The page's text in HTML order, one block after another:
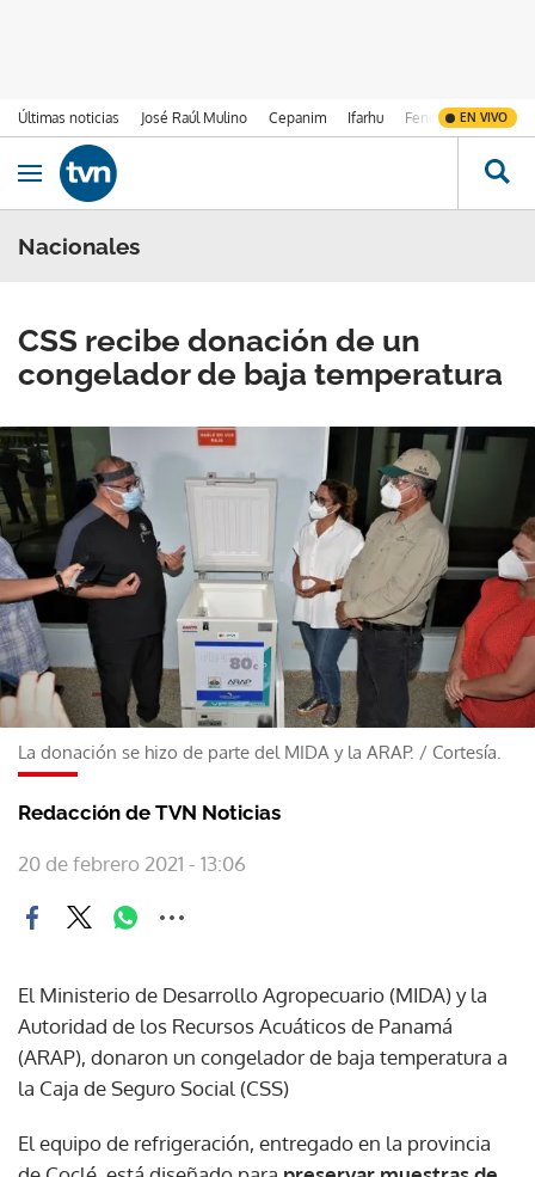
Últimas noticias José Raúl Mulino Cepanim Ifarhu Fenómeno de El
EN VIVO
Ir al contenido
Obrir navegació
Nacionales
CSS recibe donación de un
congelador de baja temperatura
La donación se hizo de parte del MIDA y la ARAP. / Cortesía.
Redacción de TVN Noticias
20 de febrero 2021 - 13:06
El Ministerio de Desarrollo Agropecuario (MIDA) y la
Autoridad de los Recursos Acuáticos de Panamá
(ARAP), donaron un congelador de baja temperatura a
la Caja de Seguro Social (CSS)
El equipo de refrigeración, entregado en la provincia